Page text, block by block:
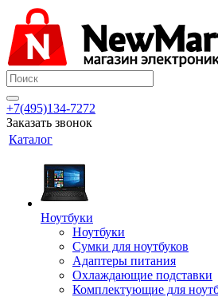
+7(495)134-7272
Заказать звонок
Каталог
Ноутбуки
Ноутбуки
Сумки для ноутбуков
Адаптеры питания
Охлаждающие подставки
Комплектующие для